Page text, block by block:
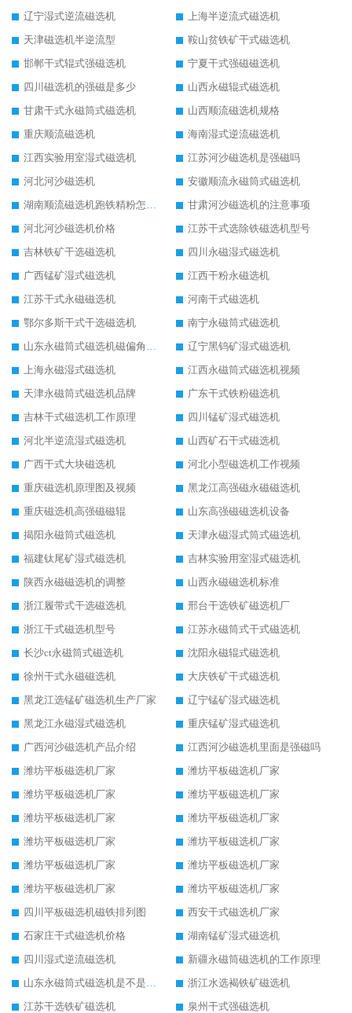
辽宁湿式逆流磁选机
上海半逆流式磁选机
天津磁选机半逆流型
鞍山贫铁矿干式磁选机
邯郸干式辊式强磁选机
宁夏干式强磁磁选机
四川磁选机的强磁是多少
山西永磁辊式磁选机
甘肃干式永磁筒式磁选机
山西顺流磁选机规格
重庆顺流磁选机
海南湿式逆流磁选机
江西实验用室湿式磁选机
江苏河沙磁选机是强磁吗
河北河沙磁选机
安徽顺流永磁筒式磁选机
湖南顺流磁选机跑铁精粉怎么处理
甘肃河沙磁选机的注意事项
河北河沙磁选机价格
江苏干式选除铁磁选机型号
吉林铁矿干选磁选机
四川永磁湿式磁选机
广西锰矿湿式磁选机
江西干粉永磁选机
江苏干式永磁磁选机
河南干式磁选机
鄂尔多斯干式干选磁选机
南宁永磁筒式磁选机
山东永磁筒式磁选机磁偏角怎么调整
辽宁黑钨矿湿式磁选机
上海永磁湿式磁选机
江西永磁筒式磁选机视频
天津永磁筒式磁选机品牌
广东干式铁粉磁选机
吉林干式磁选机工作原理
四川锰矿湿式磁选机
河北半逆流湿式磁选机
山西矿石干式磁选机
广西干式大块磁选机
河北小型磁选机工作视频
重庆磁选机原理图及视频
黑龙江高强磁永磁磁选机
重庆磁选机高强磁磁辊
山东高强磁磁选机设备
揭阳永磁筒式磁选机
天津永磁湿式筒式磁选机
福建钛尾矿湿式磁选机
吉林实验用室湿式磁选机
陕西永磁磁选机的调整
山西永磁磁选机标准
浙江履带式干选磁选机
邢台干选铁矿磁选机厂
浙江干式磁选机型号
江苏永磁筒式干式磁选机
长沙ct永磁筒式磁选机
沈阳永磁辊式磁选机
徐州干式永磁磁选机
大庆铁矿干式磁选机
黑龙江选锰矿磁选机生产厂家
辽宁锰矿湿式磁选机
黑龙江永磁湿式磁选机
重庆锰矿湿式磁选机
广西河沙磁选机产品介绍
江西河沙磁选机里面是强磁吗
潍坊平板磁选机厂家
潍坊平板磁选机厂家
潍坊平板磁选机厂家
潍坊平板磁选机厂家
潍坊平板磁选机厂家
潍坊平板磁选机厂家
潍坊平板磁选机厂家
潍坊平板磁选机厂家
潍坊平板磁选机厂家
潍坊平板磁选机厂家
潍坊平板磁选机厂家
潍坊平板磁选机厂家
四川平板磁选机磁铁排列图
西安干式磁选机厂家
石家庄干式磁选机价格
湖南锰矿湿式磁选机
四川湿式逆流磁选机
新疆永磁筒磁选机的工作原理
山东永磁筒式磁选机是不是强磁
浙江水选褐铁矿磁选机
江苏干选铁矿磁选机
泉州干式强磁选机